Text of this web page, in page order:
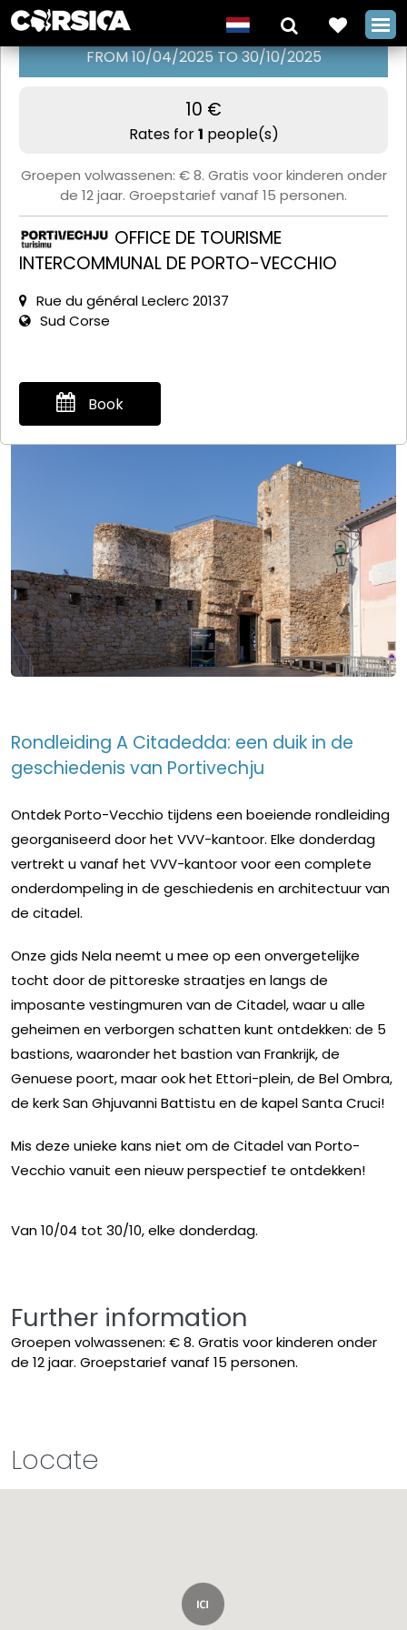
Rondleiding
door de
citadel van
Porto-
Vecchio met
het VVV-
kantoor
FROM 10/04/2025 TO 30/10/2025
10 €
Rates for1 people(s)
Groepen volwassenen: € 8. Gratis voor kinderen onder
de 12 jaar. Groepstarief vanaf 15 personen.
OFFICE DE TOURISME
INTERCOMMUNAL DE PORTO-VECCHIO
Rue du général Leclerc 20137
Sud Corse
Book
Rondleiding A Citadedda: een duik in de
geschiedenis van Portivechju
Ontdek Porto-Vecchio tijdens een boeiende rondleiding
georganiseerd door het VVV-kantoor. Elke donderdag
vertrekt u vanaf het VVV-kantoor voor een complete
onderdompeling in de geschiedenis en architectuur van
de citadel.
Onze gids Nela neemt u mee op een onvergetelijke
tocht door de pittoreske straatjes en langs de
imposante vestingmuren van de Citadel, waar u alle
geheimen en verborgen schatten kunt ontdekken: de 5
bastions, waaronder het bastion van Frankrijk, de
Genuese poort, maar ook het Ettori-plein, de Bel Ombra,
de kerk San Ghjuvanni Battistu en de kapel Santa Cruci!
Mis deze unieke kans niet om de Citadel van Porto-
Vecchio vanuit een nieuw perspectief te ontdekken!
Van 10/04 tot 30/10, elke donderdag.
Further information
Groepen volwassenen: € 8. Gratis voor kinderen onder
de 12 jaar. Groepstarief vanaf 15 personen.
Locate